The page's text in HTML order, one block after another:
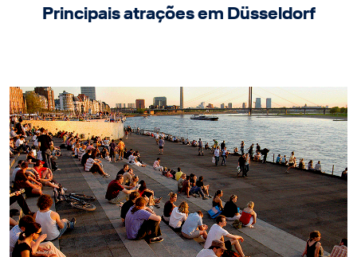
Principais atrações em Düsseldorf